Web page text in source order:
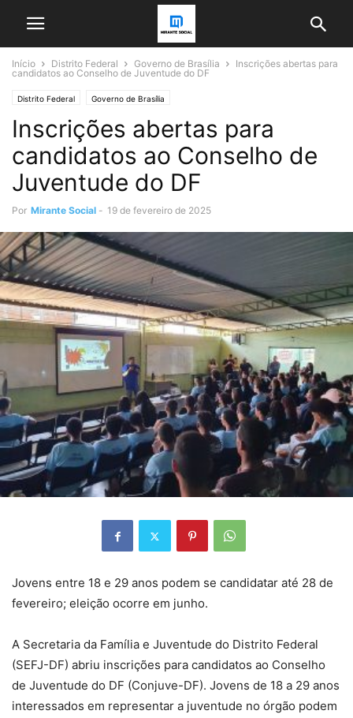
Início Distrito Federal Governo de Brasília
Inscrições abertas para
candidatos ao Conselho de Juventude do DF
Distrito Federal Governo de Brasília
Inscrições abertas para
candidatos ao Conselho de
Juventude do DF
Por Mirante Social - 19 de fevereiro de 2025
Jovens entre 18 e 29 anos podem se candidatar até 28 de
fevereiro; eleição ocorre em junho.
A Secretaria da Família e Juventude do Distrito Federal
(SEFJ-DF) abriu inscrições para candidatos ao Conselho
de Juventude do DF (Conjuve-DF). Jovens de 18 a 29 anos
interessados em representar a juventude no órgão podem